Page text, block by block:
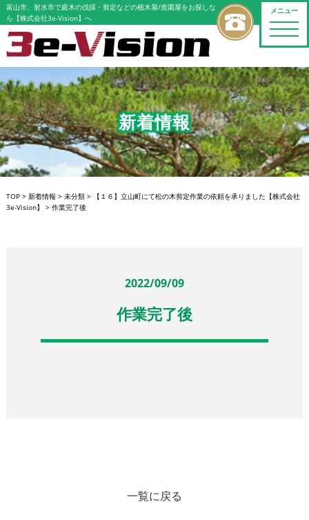
メニュー
toggle
富山市、射水市で庭木の伐採・剪定などの植木屋/造園屋をお探しな
ら【株式会社3e-Vision】へ
新着情報
TOP> 新着情報 > 未分類>
【１６】立山町にて松の木剪定作業の依頼を承りました【株式会社
3e-Vision】
> 作業完了後
2022/09/09
作業完了後
一覧に戻る